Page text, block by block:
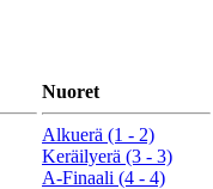
Nuoret
Alkuerä (1 - 2)
Keräilyerä (3 - 3)
A-Finaali (4 - 4)